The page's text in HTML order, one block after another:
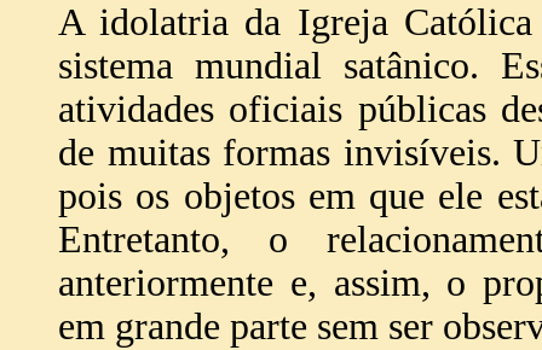
A idolatria da Igreja
sistema mundial satânico.
atividades oficiais públicas
de muitas formas invisíveis.
pois os objetos em que ele
Entretanto, o
anteriormente e, assim, o
em grande parte sem ser